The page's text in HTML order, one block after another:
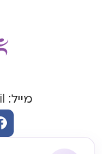
מייל: michal@healthyliving.co.il